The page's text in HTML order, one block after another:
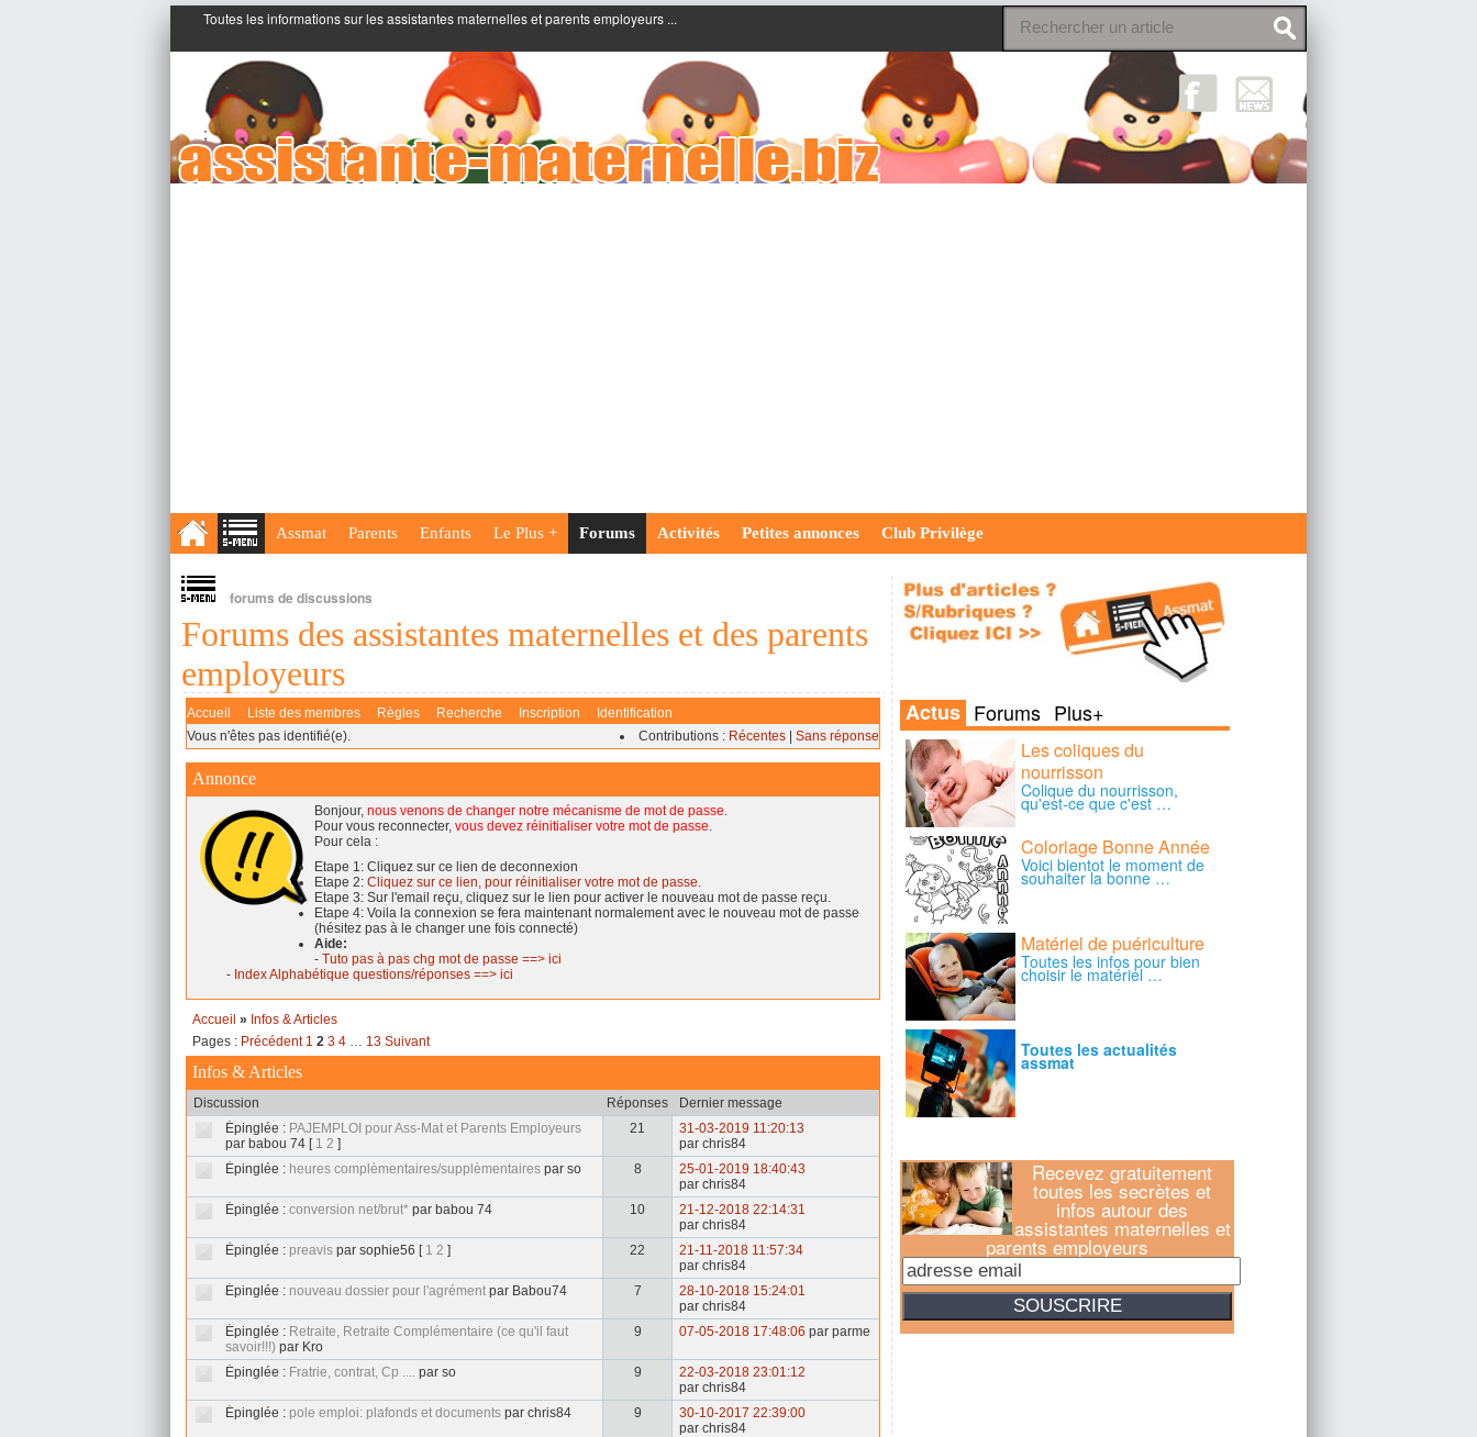
Toutes les informations sur les assistantes maternelles et parents employeurs ...
;
Assmat Parents Enfants Le Plus + Forums Activités Petites annonces Club Privilège
forums de discussions
Forums des assistantes maternelles et des parents
employeurs
Accueil Liste des membres Règles Recherche Inscription
Identification
Vous n'êtes pas identifié(e).
Contributions : Récentes Sans réponse
Annonce
Bonjour, nous venons de changer notre mécanisme de mot de passe.
Pour vous reconnecter, vous devez réinitialiser votre mot de passe.
Pour cela :
Etape 1: Cliquez sur ce lien de deconnexion
Etape 2: Cliquez sur ce lien, pour réinitialiser votre mot de passe.
Etape 3: Sur l'email reçu, cliquez sur le lien pour activer le nouveau mot de passe reçu.
Etape 4: Voila la connexion se fera maintenant normalement avec le nouveau mot de passe
(hésitez pas à le changer une fois connecté)
Aide:
- Tuto pas à pas chg mot de passe ==> ici
- Index Alphabétique questions/réponses ==> ici
Accueil » Infos & Articles
Pages : Précédent 1 2 3 4 … 13 Suivant
Infos & Articles
Discussion Réponses
Dernier message
Épinglée : PAJEMPLOI pour Ass-Mat et Parents Employeurs
par babou 74 [ 1 2 ]
21
31-03-2019 11:20:13
par chris84
Épinglée : heures complèmentaires/supplèmentaires par so 8
25-01-2019 18:40:43
par chris84
Épinglée : conversion net/brut* par babou 74 10
21-12-2018 22:14:31
par chris84
Épinglée : preavis par sophie56 [ 1 2 ] 22
21-11-2018 11:57:34
par chris84
Épinglée : nouveau dossier pour l'agrément par Babou74 7
28-10-2018 15:24:01
par chris84
Épinglée : Retraite, Retraite Complémentaire (ce qu'il faut
savoir!!!) par Kro
9 07-05-2018 17:48:06 par parme
Épinglée : Fratrie, contrat, Cp .... par so 9
22-03-2018 23:01:12
par chris84
Épinglée : pole emploi: plafonds et documents par chris84 9
30-10-2017 22:39:00
par chris84
Recevez gratuitement
toutes les secrètes et
infos autour des
assistantes maternelles et
parents employeurs